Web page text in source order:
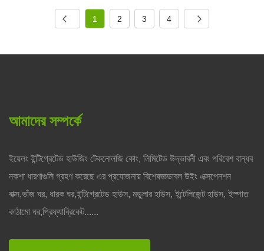
1 2 3 4
আমাদের সম্পর্কে
ইয়েলং ইন্টিগ্রেটেড হাউজিং টেকনোলজি কোং, লিমিটেড উদ্ভাবনী এবং পরিবেশ বান্ধব
নকশা ধারণাগুলি গ্রহণ করেছে এর প্রযোজনায় বিশেষজ্ঞডাবল উইং এক্সপেনশন
বাক্স,ভাঁজ ঘর, ধারক ঘর,ইন্টিগ্রেটেড হাউস, মডুলার হাউস, ইন্টেলিজেন্ট হাউস, ইস্পাত
কাঠামো ঘর,প্রিফ্যাব্রিকেট......